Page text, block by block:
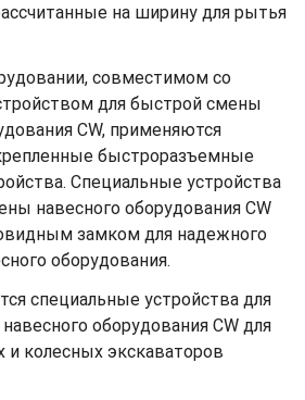
на ширину для рытья
совместимом со
для быстрой смены
CW, применяются
быстроразъемные
Специальные устройства
навесного оборудования CW
замком для надежного
оборудования.
специальные устройства для
оборудования CW для
и колесных экскаваторов